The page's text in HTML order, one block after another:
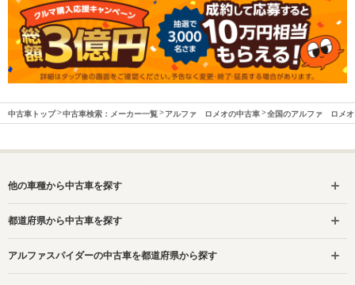
中古車トップ 中古車検索：メーカー一覧 アルファ ロメオの中古車 全国のアルファ ロメオ
他の車種から中古車を探す
都道府県から中古車を探す
アルファスパイダーの中古車を都道府県から探す